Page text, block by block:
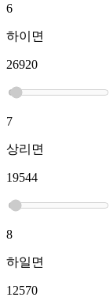
6
하이면
26920
7
상리면
19544
8
하일면
12570